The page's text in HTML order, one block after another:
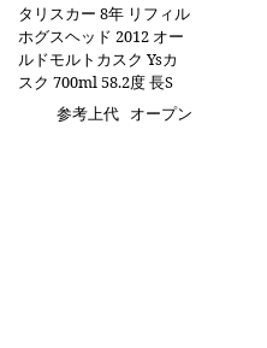
タリスカー 8年 リフィル
ホグスヘッド 2012 オー
ルドモルトカスク Ysカ
スク 700ml 58.2度 長S
参考上代 オープン